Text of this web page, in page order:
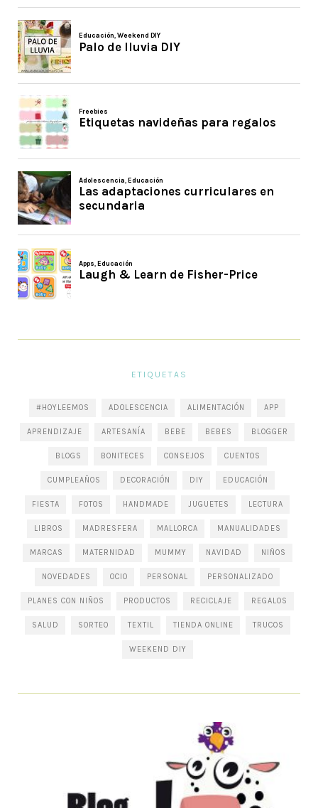
ETIQUETAS
#HOYLEEMOS ADOLESCENCIA ALIMENTACIÓN APP
APRENDIZAJE ARTESANÍA BEBE BEBES BLOGGER
BLOGS BONITECES CONSEJOS CUENTOS
CUMPLEAÑOS DECORACIÓN DIY EDUCACIÓN
FIESTA FOTOS HANDMADE JUGUETES LECTURA
LIBROS MADRESFERA MALLORCA MANUALIDADES
MARCAS MATERNIDAD MUMMY NAVIDAD NIÑOS
NOVEDADES OCIO PERSONAL PERSONALIZADO
PLANES CON NIÑOS PRODUCTOS RECICLAJE REGALOS
SALUD SORTEO TEXTIL TIENDA ONLINE TRUCOS
WEEKEND DIY